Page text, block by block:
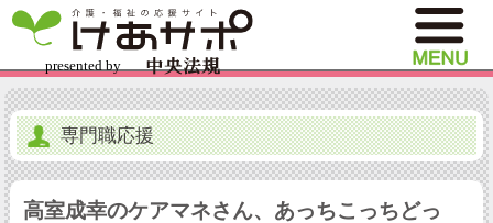
専門職応援
高室成幸のケアマネさん、あっちこっちどっ